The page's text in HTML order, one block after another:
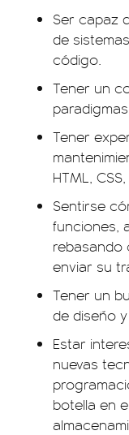
Ser capaz
de
código.
Tener un
Tener
HTML,
Sentirse
funciones,
rebasando
enviar su
Tener un
de diseño
Estar
nuevas
botella en